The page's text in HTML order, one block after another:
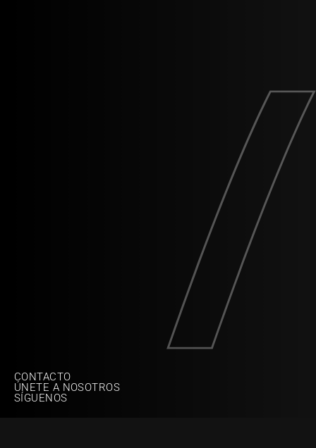
CONTACTO
ÚNETE A NOSOTROS
SÍGUENOS